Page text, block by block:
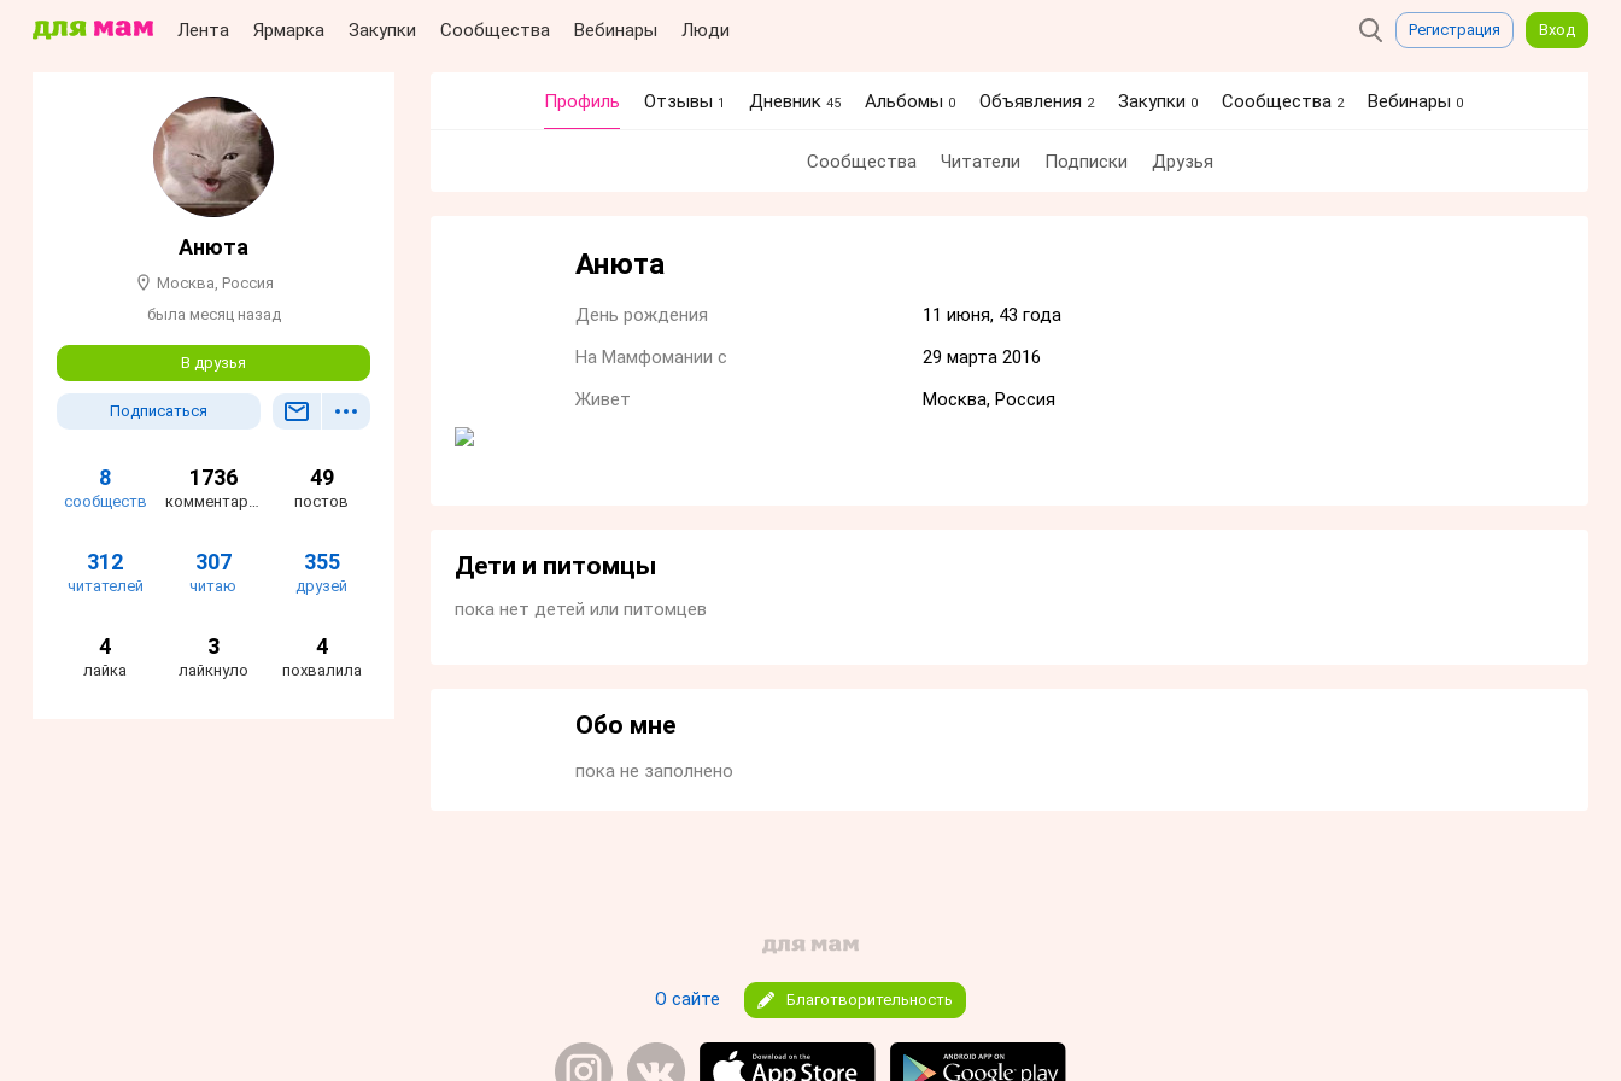
Лента Ярмарка Закупки Сообщества Вебинары Люди Регистрация Вход
Анюта
Москва, Россия
была месяц назад
В друзья
Подписаться
8
сообществ
1736
комментариев
49
постов
312
читателей
307
читаю
355
друзей
4
лайка
3
лайкнуло
4
похвалила
Профиль Отзывы 1 Дневник 45 Альбомы 0 Объявления 2 Закупки 0 Сообщества 2 Вебинары 0
Сообщества Читатели Подписки Друзья
Анюта
День рождения
11 июня, 43 года
На Мамфомании с
29 марта 2016
Живет
Москва, Россия
Дети и питомцы
пока нет детей или питомцев
Обо мне
пока не заполнено
О сайте Благотворительность